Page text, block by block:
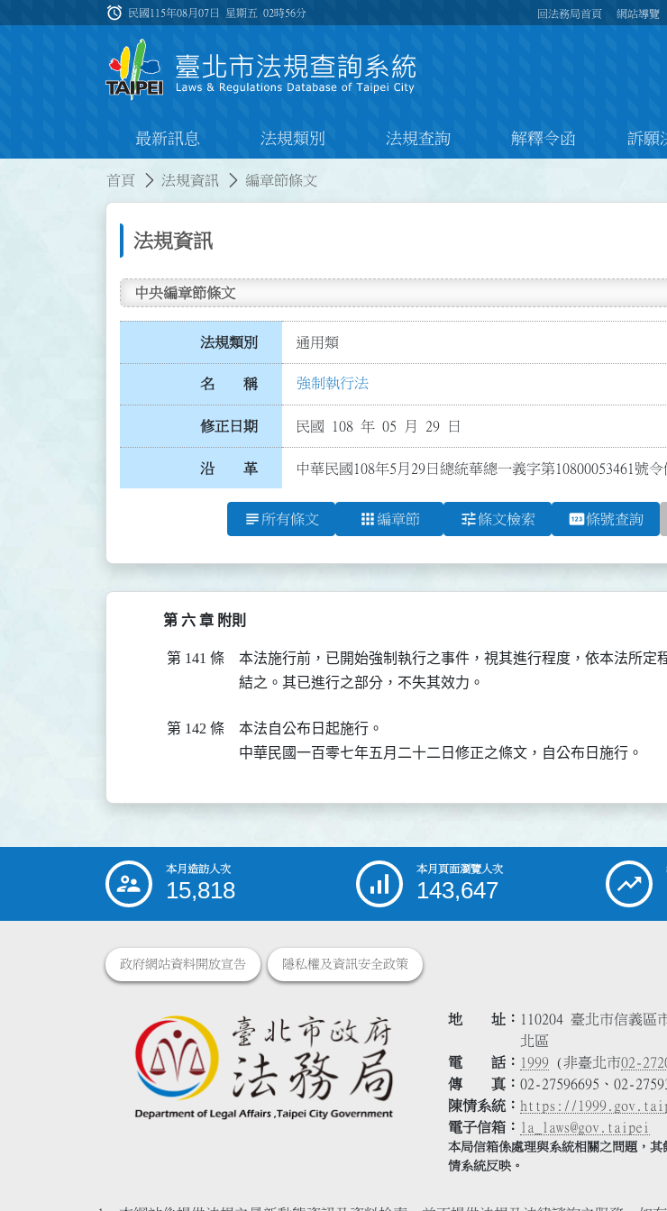
:::
alarm 民國115年08月07日 星期五02時56分 回法務局首頁 網站導覽
最新訊息 法規類別 法規查詢 解釋令函 訴願
首頁 法規資訊 編章節條文
法規資訊
中央編章節條文
法規類別 通用類
名 稱 強制執行法
修正日期 民國 108 年 05 月 29 日
沿 革 中華民國108年5月29日總統華總一義字第10800053461號
subject 所有條文 apps 編章節 tune條文檢索 pin條號查詢
第 六 章 附則
第 141 條
本法施行前，已開始強制執行之事件，視其進行程度，依本法所定
結之。其已進行之部分，不失其效力。
第 142 條
本法自公布日起施行。
中華民國一百零七年五月二十二日修正之條文，自公布日施行。
::: 本月造訪人次
15,818
本月頁面瀏覽人次
143,647
政府網站資料開放宣告 隱私權及資訊安全政策
地 址
110204 臺北市信義區
北區
電 話
1999 (非臺北市02-
傳 真
02-27596695、02-
陳情系統
https://
電子信箱
la_laws@gov.taipei
本局信箱係處理與系統相關之問題，其
情系統反映。